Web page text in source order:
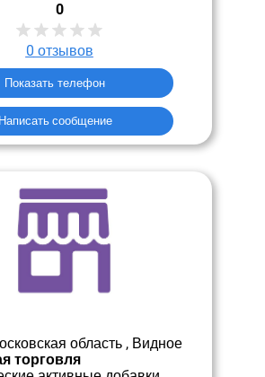
0
0 отзывов
Показать телефон
Написать сообщение
область , Видное
торговля